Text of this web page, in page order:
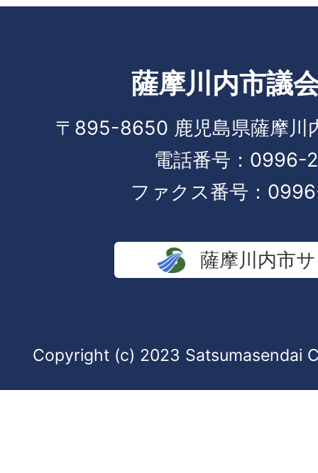
薩摩川内市議
〒895-8650 鹿児島県薩摩川
電話番号：0996-
ファクス番号：
薩摩川内市
Copyright (c) 2023 Satsumasendai